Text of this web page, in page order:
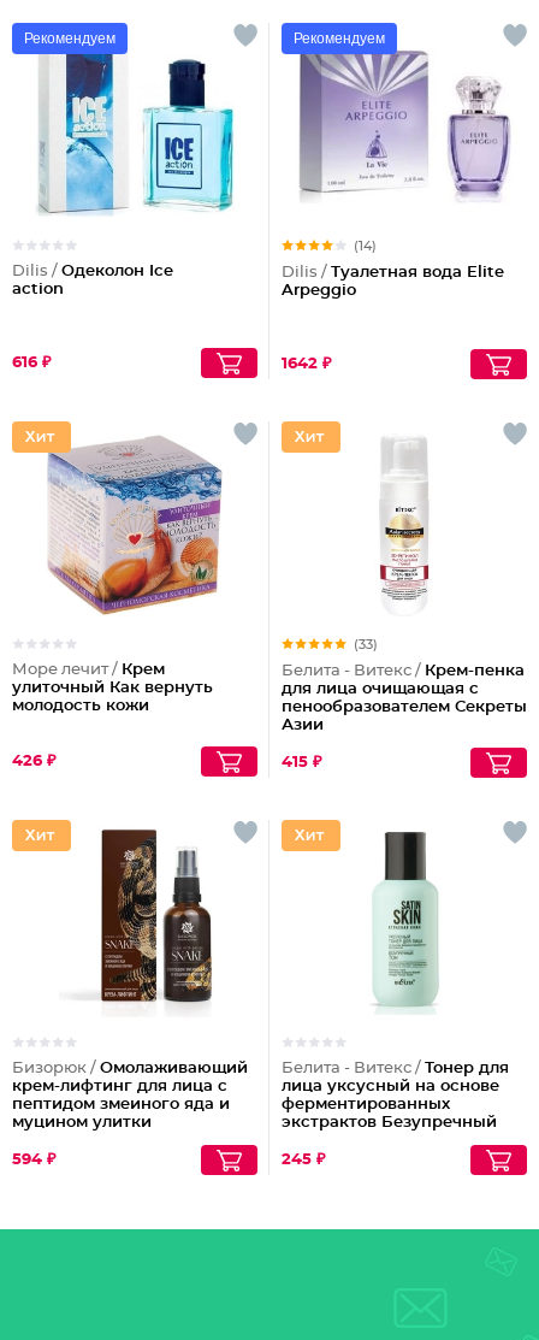
Рекомендуем
Dilis / Одеколон Ice
action
616 ₽
Рекомендуем
(14)
Dilis / Туалетная вода Elite
Arpeggio
1642 ₽
Море лечит / Крем
улиточный Как вернуть
молодость кожи
426 ₽
(33)
Белита - Витекс / Крем-пенка
для лица очищающая с
пенообразователем Секреты
Азии
415 ₽
Бизорюк / Омолаживающий
крем-лифтинг для лица с
пептидом змеиного яда и
муцином улитки
594 ₽
Белита - Витекс / Тонер для
лица уксусный на основе
ферментированных
экстрактов Безупречный
245 ₽